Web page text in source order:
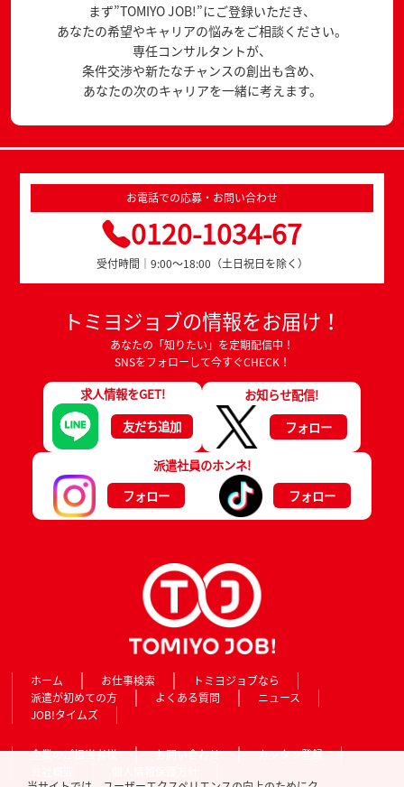
まず”TOMIYO JOB!”にご登録いただき、
あなたの希望やキャリアの悩みをご相談ください。
専任コンサルタントが、
条件交渉や新たなチャンスの創出も含め、
あなたの次のキャリアを一緒に考えます。
お電話での応募・お問い合わせ
0120-1034-67
受付時間｜9:00～18:00（土日祝日を除く）
トミヨジョブの情報をお届け！
あなたの「知りたい」を定期配信中！
SNSをフォローして今すぐCHECK！
求人情報をGET!
友だち追加
お知らせ配信!
フォロー
派遣社員のホンネ!
フォロー
フォロー
ホーム お仕事検索
トミヨジョブなら
派遣が初めての方
よくある質問
ニュース
JOB!タイムズ
企業のご担当者様 お問い合わせ
カンタン登録